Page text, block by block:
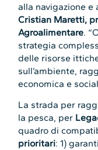
alla navigazione
Cristian Maretti,
Agroalimentare.
strategia
delle risorse
sull’ambiente,
economica e
La strada per
la pesca, per
quadro di
prioritari: 1)